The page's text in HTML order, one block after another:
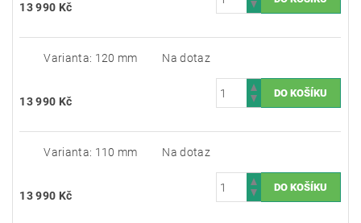
13 990 Kč
Varianta: 120 mm Na dotaz
13 990 Kč
Varianta: 110 mm Na dotaz
13 990 Kč